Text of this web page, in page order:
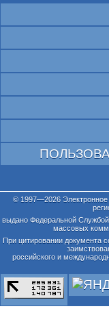
© 1997—2026 Электронное
выдано Федеральной
массовых
При цитировании документа
российского и